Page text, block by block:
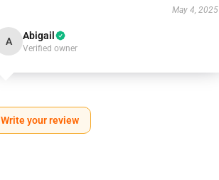
May 4, 2025
A Abigail
Verified owner
Write your review